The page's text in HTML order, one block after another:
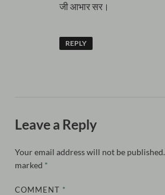
जी आभार सर।
REPLY
Leave a Reply
Your email address will not be published.
marked *
COMMENT *